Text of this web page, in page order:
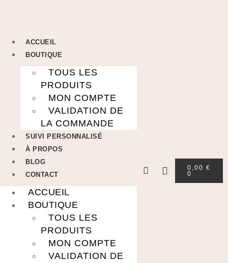
ACCUEIL
BOUTIQUE
TOUS LES
PRODUITS
MON COMPTE
VALIDATION DE
LA COMMANDE
SUIVI PERSONNALISÉ
À PROPOS
BLOG
CONTACT
ACCUEIL
BOUTIQUE
TOUS LES
PRODUITS
MON COMPTE
VALIDATION DE
0,00 €
0